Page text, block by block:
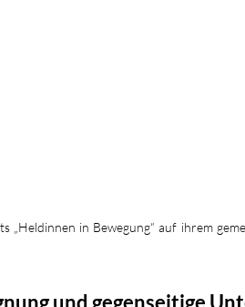
„Heldinnen in Bewegung“ auf ihrem